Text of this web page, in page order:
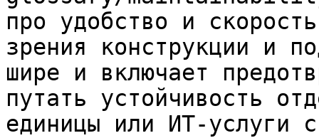
про удобство и
зрения конструкции и
шире и включает
путать устойчивость
единицы или ИТ-услуги